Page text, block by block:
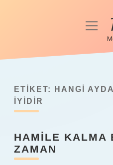
Anasayfa
Yasal Uyarı
ETIKET:
HANGI
IYIDIR
HAMILE KALMA
ZAMAN